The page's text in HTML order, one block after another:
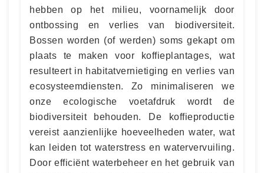
hebben op het milieu, voornamelijk door
ontbossing en verlies van biodiversiteit.
Bossen worden (of werden) soms gekapt om
plaats te maken voor koffieplantages, wat
resulteert in habitatvernietiging en verlies van
ecosysteemdiensten. Zo minimaliseren we
onze ecologische voetafdruk wordt de
biodiversiteit behouden. De koffieproductie
vereist aanzienlijke hoeveelheden water, wat
kan leiden tot waterstress en watervervuiling.
Door efficiënt waterbeheer en het gebruik van